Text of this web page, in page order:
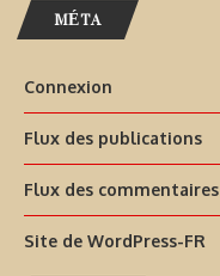
MÉTA
Connexion
Flux des publications
Flux des commentaires
Site de WordPress-FR